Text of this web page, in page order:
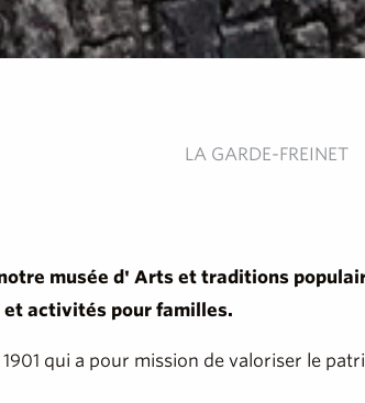
LA GARDE-FREINET
musée d' Arts et traditions
et activités pour familles.
qui a pour mission de valoriser le